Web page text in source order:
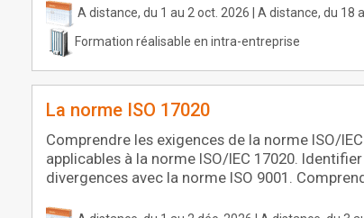
A distance, du 1 au 2 oct. 2026 | A distance, du 18
Formation réalisable en intra-entreprise
La norme ISO 17020
Comprendre les exigences de la norme ISO/
applicables à la norme ISO/IEC 17020.
divergences avec la norme ISO 9001.